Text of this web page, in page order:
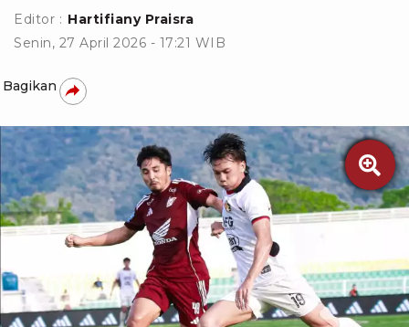
Editor : Hartifiany Praisra
Senin, 27 April 2026 - 17:21 WIB
Bagikan
